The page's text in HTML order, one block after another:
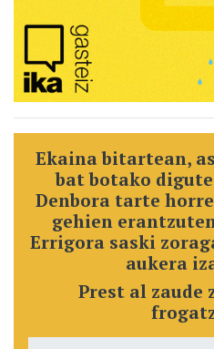
Ekaina bitartean,
bat botako
Denbora tarte
gehien
Errigora saski
aukera
Prest al zaude